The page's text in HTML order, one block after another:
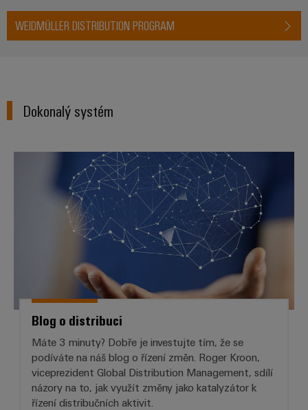
WEIDMÜLLER DISTRIBUTION PROGRAM
Dokonalý systém
Blog o distribuci
Blog o distribuci
Máte 3 minuty? Dobře je investujte tím, že se
podíváte na náš blog o řízení změn. Roger Kroon,
viceprezident Global Distribution Management, sdílí
názory na to, jak využít změny jako katalyzátor k
řízení distribučních aktivit.